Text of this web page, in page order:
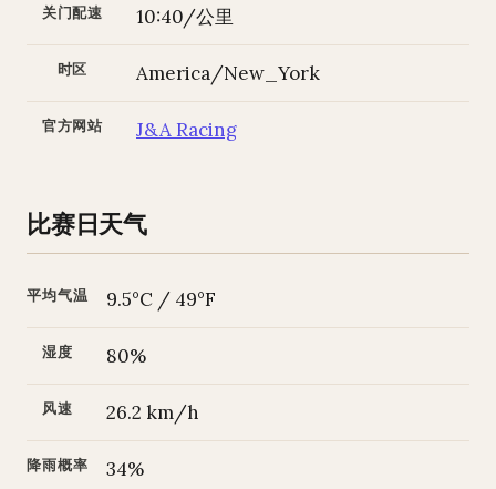
关门配速 10:40/公里
时区 America/New_York
官方网站 J&A Racing
比赛日天气
平均气温 9.5°C / 49°F
湿度 80%
风速 26.2 km/h
降雨概率 34%